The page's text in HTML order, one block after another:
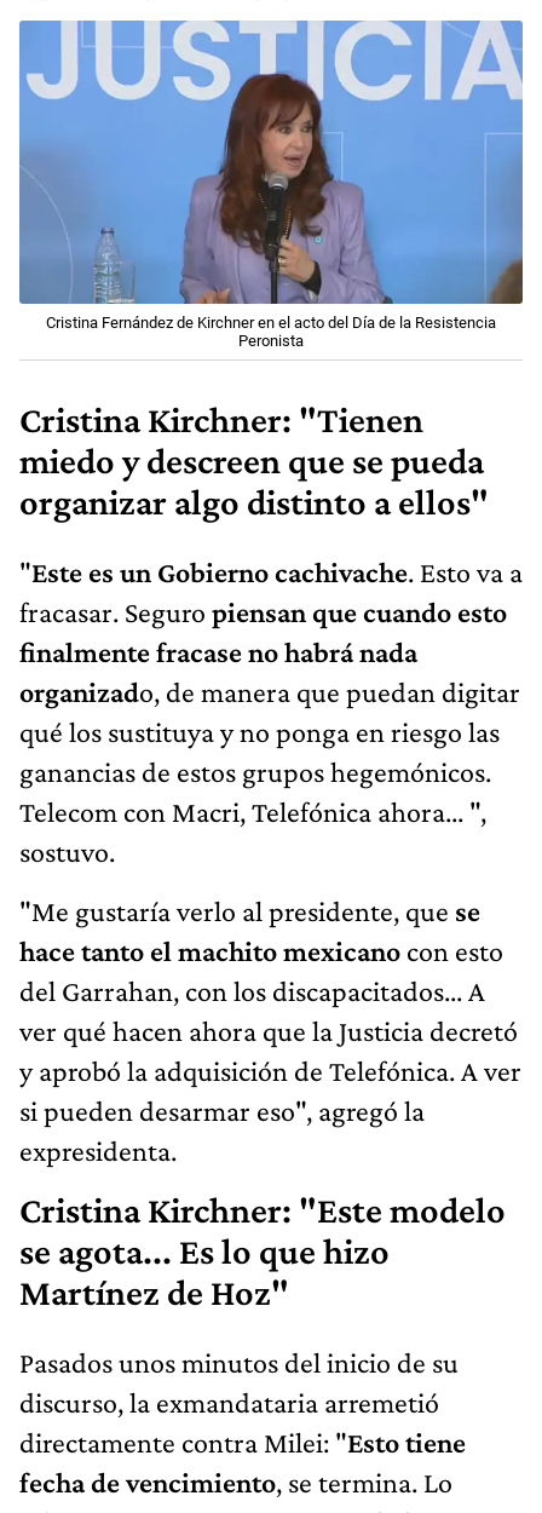
Cristina Fernández de Kirchner en el acto del Día de la Resistencia
Peronista
Cristina Kirchner: "Tienen
miedo y descreen que se pueda
organizar algo distinto a ellos"
"Este es un Gobierno cachivache. Esto va a
fracasar. Seguro piensan que cuando esto
finalmente fracase no habrá nada
organizado, de manera que puedan digitar
qué los sustituya y no ponga en riesgo las
ganancias de estos grupos hegemónicos.
Telecom con Macri, Telefónica ahora... ",
sostuvo.
"Me gustaría verlo al presidente, que se
hace tanto el machito mexicano con esto
del Garrahan, con los discapacitados... A
ver qué hacen ahora que la Justicia decretó
y aprobó la adquisición de Telefónica. A ver
si pueden desarmar eso", agregó la
expresidenta.
Cristina Kirchner: "Este modelo
se agota... Es lo que hizo
Martínez de Hoz"
Pasados unos minutos del inicio de su
discurso, la exmandataria arremetió
directamente contra Milei: "Esto tiene
fecha de vencimiento, se termina. Lo